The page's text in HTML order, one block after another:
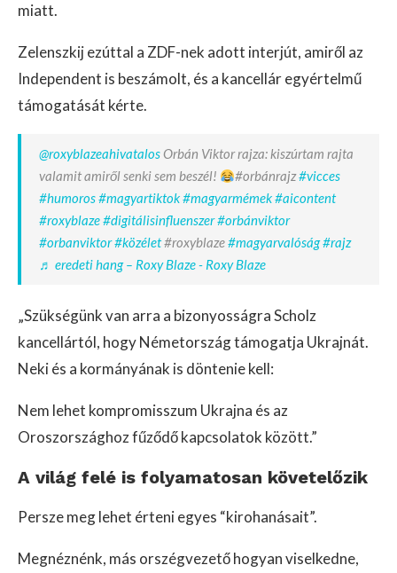
miatt.
Zelenszkij ezúttal a ZDF-nek adott interjút, amiről az
Independent is beszámolt, és a kancellár egyértelmű
támogatását kérte.
@roxyblazeahivatalosOrbán Viktor rajza: kiszúrtam rajta
valamit amiről senki sem beszél!
#orbánrajz#vicces
#humoros#magyartiktok#magyarmémek#aicontent
#roxyblaze#digitálisinfluenszer#orbánviktor
#orbanviktor#közélet#roxyblaze#magyarvalóság#rajz
♬ eredeti hang – Roxy Blaze - Roxy Blaze
„Szükségünk van arra a bizonyosságra Scholz
kancellártól, hogy Németország támogatja Ukrajnát.
Neki és a kormányának is döntenie kell:
Nem lehet kompromisszum Ukrajna és az
Oroszországhoz fűződő kapcsolatok között.”
A világ felé is folyamatosan követelőzik
Persze meg lehet érteni egyes “kirohanásait”.
Megnéznénk, más orszégvezető hogyan viselkedne,